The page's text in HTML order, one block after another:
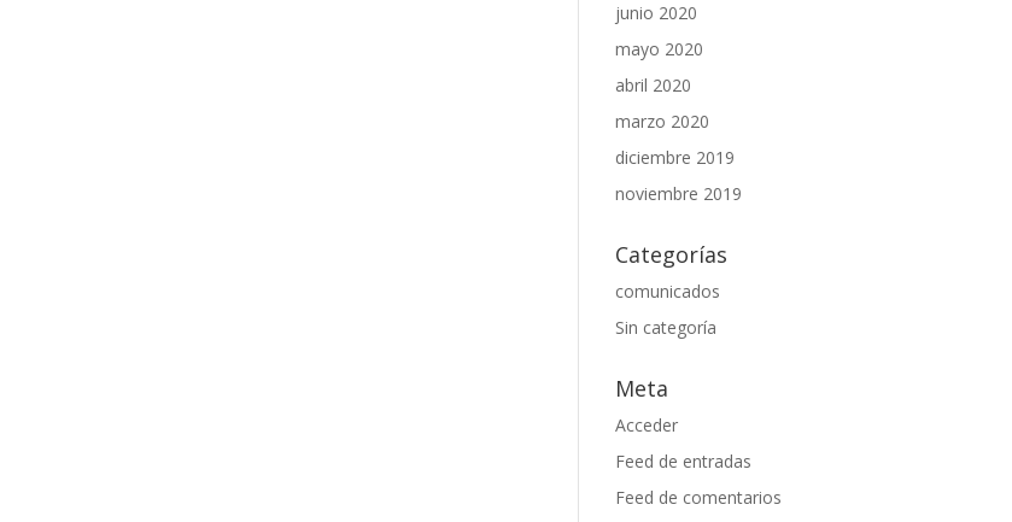
junio 2020
mayo 2020
abril 2020
marzo 2020
diciembre 2019
noviembre 2019
Categorías
comunicados
Sin categoría
Meta
Acceder
Feed de entradas
Feed de comentarios